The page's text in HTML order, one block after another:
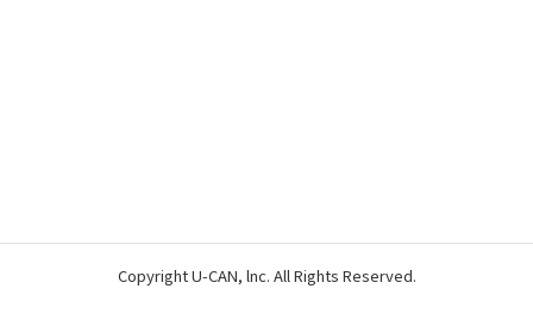
Copyright U-CAN, lnc. All Rights Reserved.